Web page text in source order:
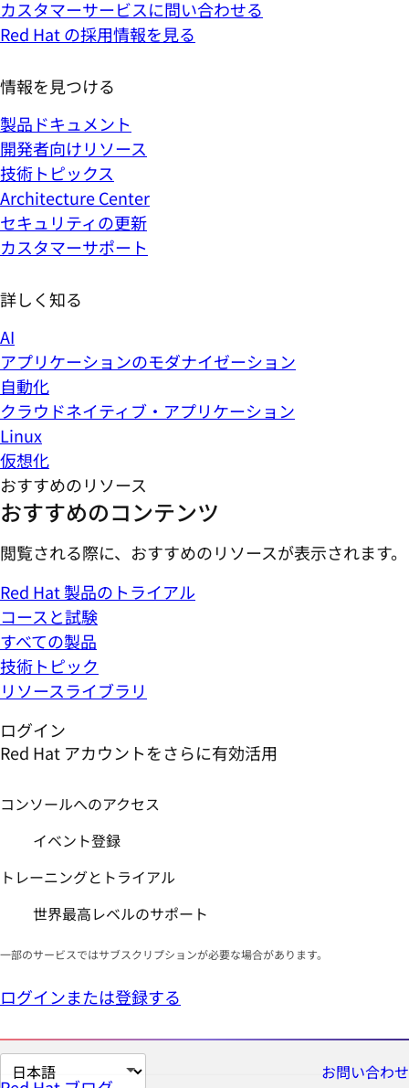
カスタマーサービスに問い合わせる
Red Hat の採用情報を見る
情報を見つける
製品ドキュメント
開発者向けリソース
技術トピックス
Architecture Center
セキュリティの更新
カスタマーサポート
詳しく知る
AI
アプリケーションのモダナイゼーション
自動化
クラウドネイティブ・アプリケーション
Linux
仮想化
おすすめのリソース
おすすめのコンテンツ
閲覧される際に、おすすめのリソースが表示されます。
Red Hat 製品のトライアル
コースと試験
すべての製品
技術トピック
リソースライブラリ
ログイン
Red Hat アカウントをさらに有効活用
コンソールへのアクセス
イベント登録
トレーニングとトライアル
世界最高レベルのサポート
一部のサービスではサブスクリプションが必要な場合があります。
ログインまたは登録する
ペ
お問い合わせ